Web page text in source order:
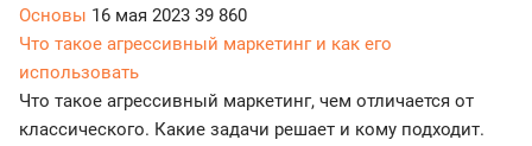
Основы 16 мая 2023 39 860
Что такое агрессивный маркетинг и как его
использовать
Что такое агрессивный маркетинг, чем отличается от
классического. Какие задачи решает и кому подходит.